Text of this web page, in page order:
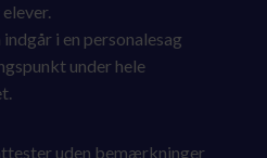
i en personalesag
under hele
uden bemærkninger